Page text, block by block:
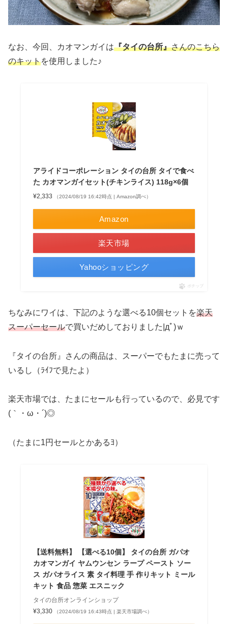
なお、今回、カオマンガイは『タイの台所』さんのこちら
のキットを使用しました♪
アライドコーポレーション タイの台所 タイで食べ
た カオマンガイセット(チキンライス) 118g×6個
¥2,333 （2024/08/19 16:42時点 | Amazon調べ）
Amazon
楽天市場
Yahooショッピング
ポチップ
ちなみにワイは、下記のような選べる10個セットを楽天
スーパーセールで買いだめしておりました|дﾟ)ｗ
『タイの台所』さんの商品は、スーパーでもたまに売って
いるし（ﾗｲﾌで見たよ）
楽天市場では、たまにセールも行っているので、必見です
(｀・ω・´)◎
（たまに1円セールとかあるﾖ）
【送料無料】 【選べる10個】 タイの台所 ガパオ
カオマンガイ ヤムウンセン ラープ ペースト ソー
ス ガパオライス 素 タイ料理 手 作りキット ミール
キット 食品 惣菜 エスニック
タイの台所オンラインショップ
¥3,330
（2024/08/19 16:43時点 | 楽天市場調べ）